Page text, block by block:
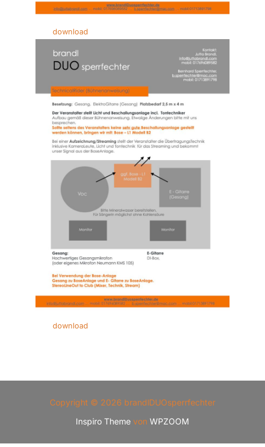
download
download
Copyright © 2026 brandlDUOsperrfechter
Inspiro Theme von WPZOOM